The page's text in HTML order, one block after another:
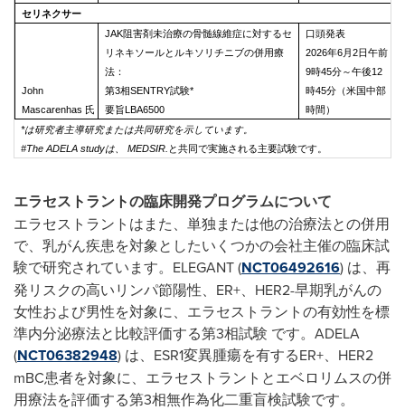
セリネクサー
John
Mascarenhas 氏
JAK阻害剤未治療の骨髄線維症に対するセ
リネキソールとルキソリチニブの併用療
法：
第3相SENTRY試験*
要旨LBA6500
口頭発表
2026年6月2日午前
9時45分～午後12
時45分（米国中部
時間）
*は研究者主導研究または共同研究を示しています。
#The ADELA studyは、 MEDSIR. と共同で実施される主要試験です。
エラセストラントの臨床開発プログラムについて
エラセストラントはまた、単独または他の治療法との併用
で、乳がん疾患を対象としたいくつかの会社主催の臨床試
験で研究されています。ELEGANT (NCT06492616) は、再
発リスクの高いリンパ節陽性、ER+、HER2-早期乳がんの
女性および男性を対象に、エラセストラントの有効性を標
準内分泌療法と比較評価する第3相試験 です。ADELA
(NCT06382948) は、ESR1変異腫瘍を有するER+、HER2
mBC患者を対象に、エラセストラントとエベロリムスの併
用療法を評価する第3相無作為化二重盲検試験です。